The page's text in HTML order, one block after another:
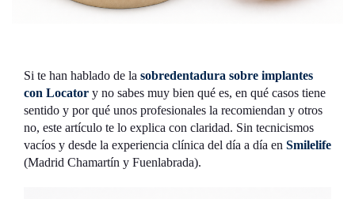
Si te han hablado de la sobredentadura sobre implantes
con Locator y no sabes muy bien qué es, en qué casos tiene
sentido y por qué unos profesionales la recomiendan y otros
no, este artículo te lo explica con claridad. Sin tecnicismos
vacíos y desde la experiencia clínica del día a día en Smilelife
(Madrid Chamartín y Fuenlabrada).